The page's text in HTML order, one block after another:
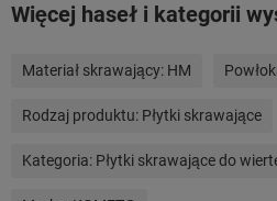
Więcej haseł i kategorii
Materiał skrawający: HM
Rodzaj produktu: Płytki skrawające
Kategoria: Płytki skrawające do